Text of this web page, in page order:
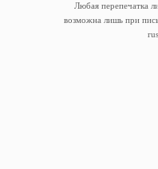
Любая перепечатка
возможна лишь при